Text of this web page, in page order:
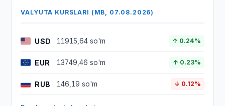
VALYUTA KURSLARI (MB, 07.08.2026)
USD 11915,64 so'm ↑ 0.24%
EUR 13749,46 so'm ↑ 0.23%
RUB 146,19 so'm ↓ 0.12%